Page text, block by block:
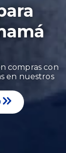
compras con
en nuestros